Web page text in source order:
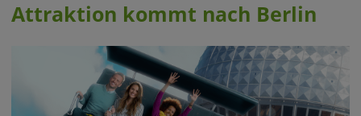
Attraktion kommt nach Berlin